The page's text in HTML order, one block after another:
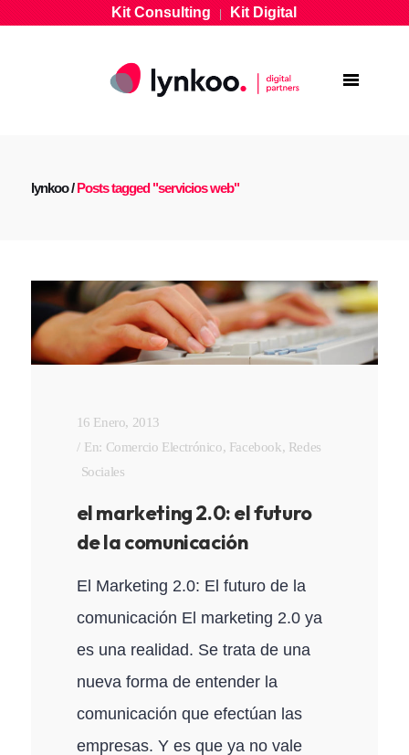
Kit Consulting|Kit Digital
lynkoo/Posts tagged "servicios web"
16 Enero, 2013
En: Comercio Electrónico, Facebook, Redes
Sociales
el marketing 2.0: el futuro
de la comunicación
El Marketing 2.0: El futuro de la
comunicación El marketing 2.0 ya
es una realidad. Se trata de una
nueva forma de entender la
comunicación que efectúan las
empresas. Y es que ya no vale